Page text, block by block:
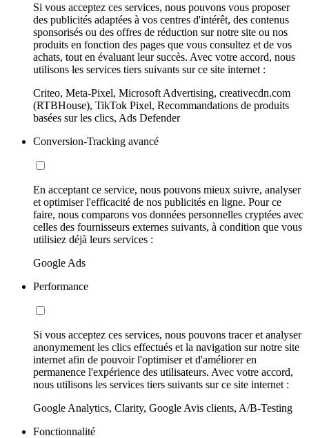
Si vous acceptez ces services, nous pouvons vous proposer
des publicités adaptées à vos centres d'intérêt, des contenus
sponsorisés ou des offres de réduction sur notre site ou nos
produits en fonction des pages que vous consultez et de vos
achats, tout en évaluant leur succès. Avec votre accord, nous
utilisons les services tiers suivants sur ce site internet :
Criteo, Meta-Pixel, Microsoft Advertising, creativecdn.com
(RTBHouse), TikTok Pixel, Recommandations de produits
basées sur les clics, Ads Defender
Conversion-Tracking avancé
En acceptant ce service, nous pouvons mieux suivre, analyser
et optimiser l'efficacité de nos publicités en ligne. Pour ce
faire, nous comparons vos données personnelles cryptées avec
celles des fournisseurs externes suivants, à condition que vous
utilisiez déjà leurs services :
Google Ads
Performance
Si vous acceptez ces services, nous pouvons tracer et analyser
anonymement les clics effectués et la navigation sur notre site
internet afin de pouvoir l'optimiser et d'améliorer en
permanence l'expérience des utilisateurs. Avec votre accord,
nous utilisons les services tiers suivants sur ce site internet :
Google Analytics, Clarity, Google Avis clients, A/B-Testing
Fonctionnalité